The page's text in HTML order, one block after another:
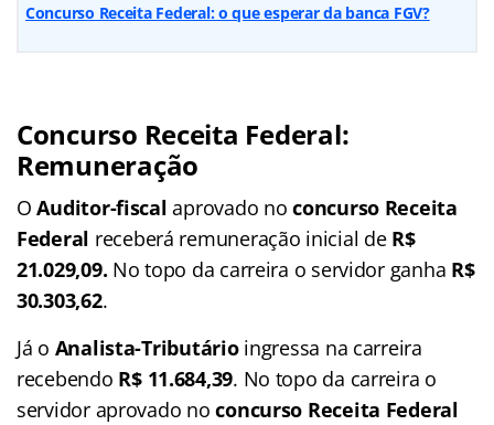
Concurso Receita Federal: o que esperar da banca FGV?
Concurso Receita Federal:
Remuneração
OAuditor-fiscalaprovado noconcurso Receita
Federal receberá remuneração inicial de R$
21.029,09. No topo da carreira o servidor ganha R$
30.303,62.
Já o Analista-Tributário ingressa na carreira
recebendo R$ 11.684,39. No topo da carreira o
servidor aprovado noconcurso Receita Federal